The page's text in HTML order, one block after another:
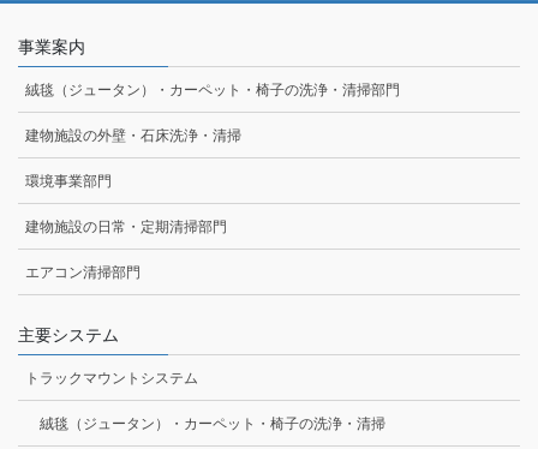
事業案内
絨毯（ジュータン）・カーペット・椅子の洗浄・清掃部門
建物施設の外壁・石床洗浄・清掃
環境事業部門
建物施設の日常・定期清掃部門
エアコン清掃部門
主要システム
トラックマウントシステム
絨毯（ジュータン）・カーペット・椅子の洗浄・清掃